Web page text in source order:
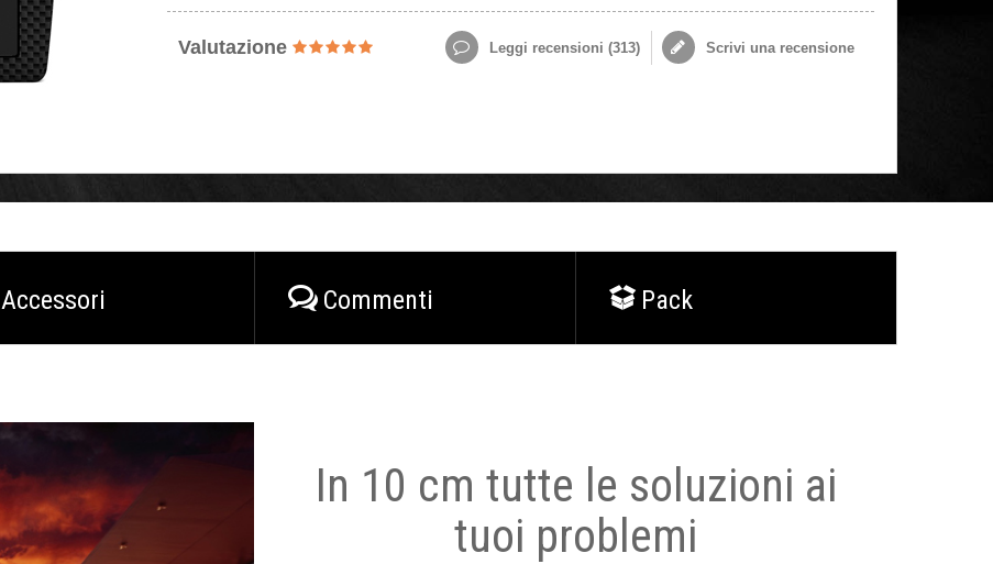
Valutazione Leggi recensioni (313) Scrivi una recensione
Accessori Commenti Pack
In 10 cm tutte le soluzioni ai
tuoi problemi